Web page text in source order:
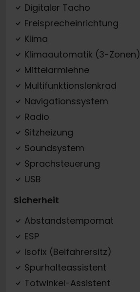
Digitaler Tacho
Freisprecheinrichtung
Klima
Klimaautomatik (3-Zonen)
Mittelarmlehne
Multifunktionslenkrad
Navigationssystem
Radio
Sitzheizung
Soundsystem
Sprachsteuerung
USB
Sicherheit
Abstandstempomat
ESP
Isofix (Beifahrersitz)
Spurhalteassistent
Totwinkel-Assistent